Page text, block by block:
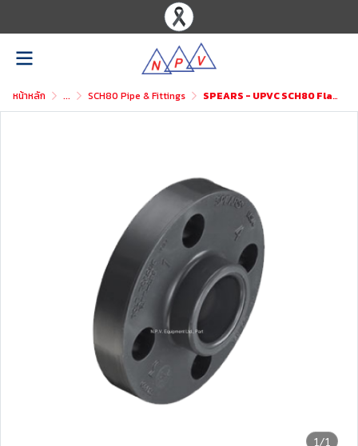
หน้าหลัก ... SCH80 Pipe & Fittings SPEARS - UPVC SCH80 Flange 1PC (S)
1/1